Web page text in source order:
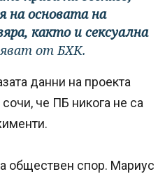
на основата на
както и сексуална
от БХК.
данни на проекта
че ПБ никога не са
обществен спор. Мариус